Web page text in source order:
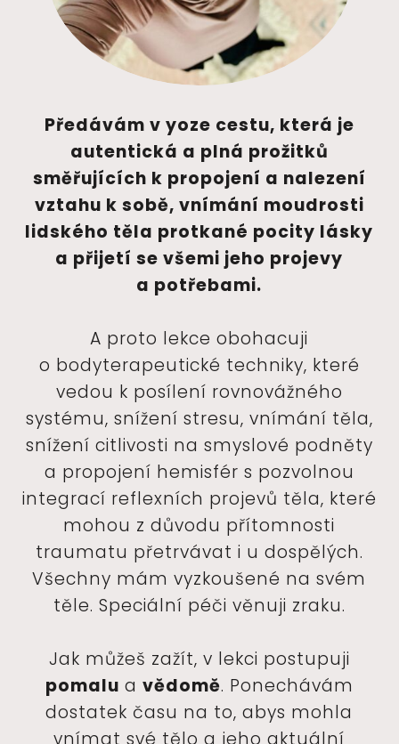
Předávám v yoze cestu, která je
autentická a plná prožitků
směřujících k propojení a nalezení
vztahu k sobě, vnímání moudrosti
lidského těla protkané pocity lásky
a přijetí se všemi jeho projevy
a potřebami.
A proto lekce obohacuji
o bodyterapeutické techniky, které
vedou k posílení rovnovážného
systému, snížení stresu, vnímání těla,
snížení citlivosti na smyslové podněty
a propojení hemisfér s pozvolnou
integrací reflexních projevů těla, které
mohou z důvodu přítomnosti
traumatu přetrvávat i u dospělých.
Všechny mám vyzkoušené na svém
těle. Speciální péči věnuji zraku.
Jak můžeš zažít, v lekci postupuji
pomalu a vědomě. Ponechávám
dostatek času na to, abys mohla